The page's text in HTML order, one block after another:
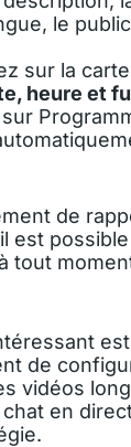
le
sur la carte
heure et
de
est
tout
de
vidéos
en